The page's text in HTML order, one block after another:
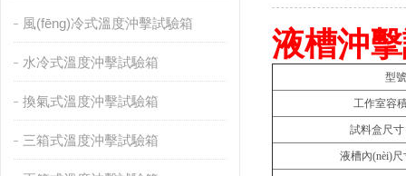
試驗機 絕緣裂化.特性
風(fēng)冷式溫度沖擊試驗箱
水冷式溫度沖擊試驗箱
換氣式溫度沖擊試驗箱
三箱式溫度沖擊試驗箱
液槽沖
型號
工作室容
試料盒尺寸
液槽內(nèi)尺